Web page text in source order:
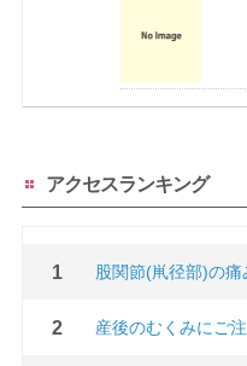
アクセスランキング
股関節(鼡径部)の痛
産後のむくみにご